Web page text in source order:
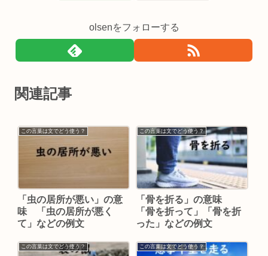
olsenをフォローする
関連記事
この言葉は文でどう使う？
「虫の居所が悪い」の意
味 「虫の居所が悪く
て」などの例文
この言葉は文でどう使う？
「骨を折る」の意味
「骨を折って」「骨を折
った」などの例文
この言葉は文でどう使う？ この言葉は文でどう使う？